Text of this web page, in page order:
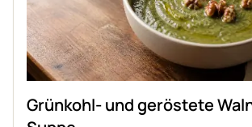
Grünkohl- und geröstete